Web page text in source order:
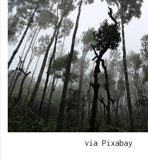
via Pixabay